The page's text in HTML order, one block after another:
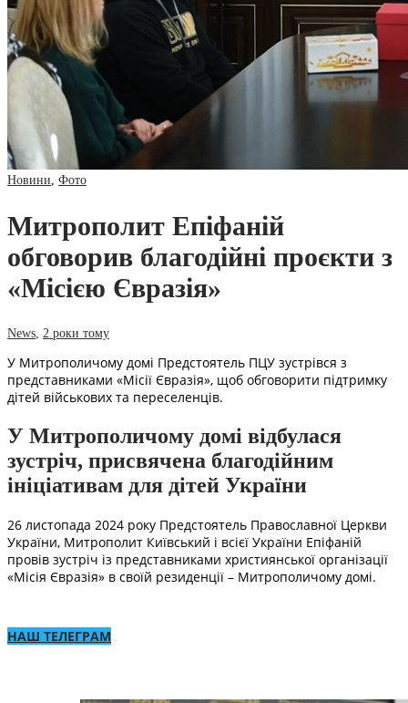
Новини Фото
Митрополит Епіфаній
обговорив благодійні проєкти з
«Місією Євразія»
News 2 роки тому
У Митрополичому домі Предстоятель ПЦУ зустрівся з
представниками «Місії Євразія», щоб обговорити підтримку
дітей військових та переселенців.
У Митрополичому домі відбулася
зустріч, присвячена благодійним
ініціативам для дітей України
26 листопада 2024 року Предстоятель Православної Церкви
України, Митрополит Київський і всієї України Епіфаній
провів зустріч із представниками християнської організації
«Місія Євразія» в своїй резиденції – Митрополичому домі.
НАШ ТЕЛЕГРАМ